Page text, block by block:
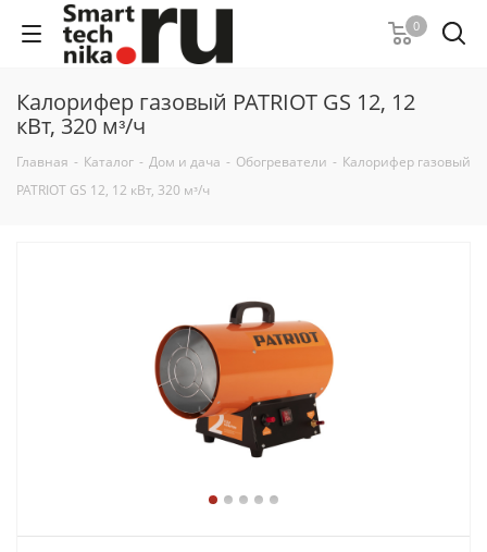
0
Калорифер газовый PATRIOT GS 12, 12
кВт, 320 мᵌ/ч
Главная - Каталог - Дом и дача - Обогреватели - Калорифер газовый
PATRIOT GS 12, 12 кВт, 320 мᵌ/ч